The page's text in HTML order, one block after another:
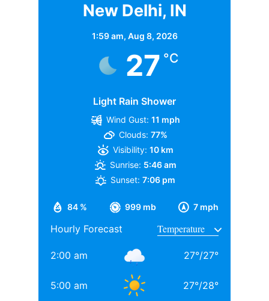
New Delhi, IN
1:59 am, Aug 8, 2026
27 °C
Light Rain Shower
84 % 999 mb 7 mph
Wind Gust: 11 mph
Clouds: 77%
Visibility: 10 km
Sunrise: 5:46 am
Sunset: 7:06 pm
Hourly Forecast
2:00 am 27°/27°
5:00 am 27°/28°